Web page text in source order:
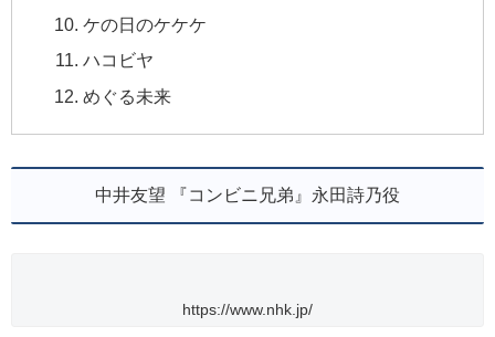
ケの日のケケケ
ハコビヤ
めぐる未来
中井友望 『コンビニ兄弟』永田詩乃役
https://www.nhk.jp/